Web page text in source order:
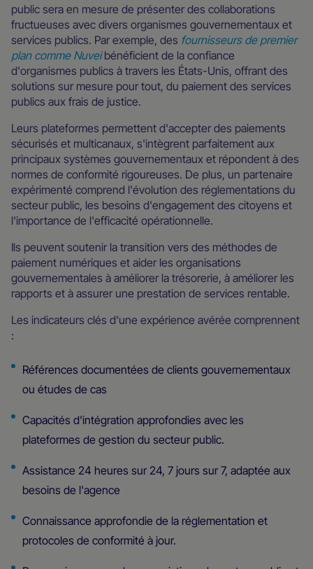
public sera en mesure de présenter des collaborations
fructueuses avec divers organismes gouvernementaux et
services publics. Par exemple, des fournisseurs de premier
plan comme Nuveibénéficient de la confiance
d'organismes publics à travers les États-Unis, offrant des
solutions sur mesure pour tout, du paiement des services
publics aux frais de justice.
Leurs plateformes permettent d'accepter des paiements
sécurisés et multicanaux, s'intègrent parfaitement aux
principaux systèmes gouvernementaux et répondent à des
normes de conformité rigoureuses. De plus, un partenaire
expérimenté comprend l'évolution des réglementations du
secteur public, les besoins d'engagement des citoyens et
l'importance de l'efficacité opérationnelle.
Ils peuvent soutenir la transition vers des méthodes de
paiement numériques et aider les organisations
gouvernementales à améliorer la trésorerie, à améliorer les
rapports et à assurer une prestation de services rentable.
Les indicateurs clés d'une expérience avérée comprennent
:
Références documentées de clients gouvernementaux
ou études de cas
Capacités d'intégration approfondies avec les
plateformes de gestion du secteur public.
Assistance 24 heures sur 24, 7 jours sur 7, adaptée aux
besoins de l'agence
Connaissance approfondie de la réglementation et
protocoles de conformité à jour.